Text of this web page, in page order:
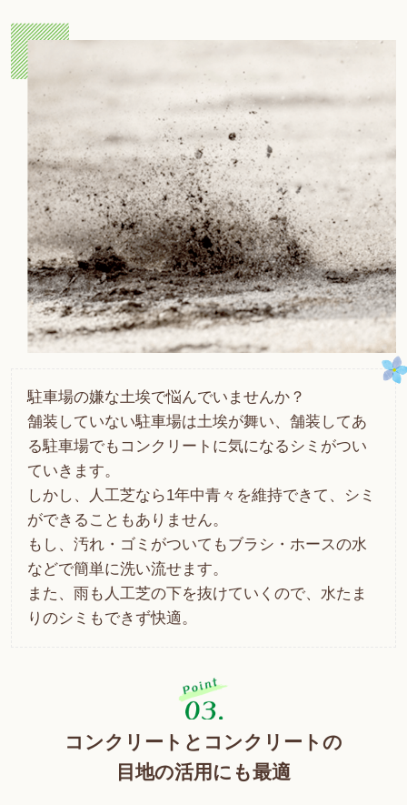
駐車場の嫌な土埃で悩んでいませんか？
舗装していない駐車場は土埃が舞い、舗装してあ
る駐車場でもコンクリートに気になるシミがつい
ていきます。
しかし、人工芝なら1年中青々を維持できて、シミ
ができることもありません。
もし、汚れ・ゴミがついてもブラシ・ホースの水
などで簡単に洗い流せます。
また、雨も人工芝の下を抜けていくので、水たま
りのシミもできず快適。
コンクリートとコンクリートの
目地の活用にも最適